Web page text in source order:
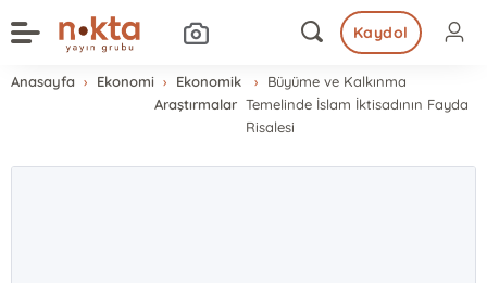
Kaydol
Anasayfa Ekonomi
Ekonomik
Araştırmalar
Büyüme ve Kalkınma
Temelinde İslam İktisadının Fayda
Risalesi